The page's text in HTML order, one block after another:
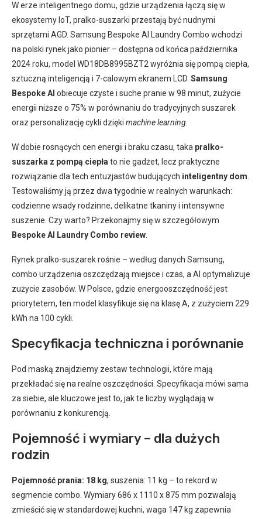
W erze inteligentnego domu, gdzie urządzenia łączą się w
ekosystemy IoT, pralko-suszarki przestają być nudnymi
sprzętami AGD. Samsung Bespoke AI Laundry Combo wchodzi
na polski rynek jako pionier – dostępna od końca października
2024 roku, model WD18DB8995BZT2 wyróżnia się pompą ciepła,
sztuczną inteligencją i 7-calowym ekranem LCD. Samsung
Bespoke AI obiecuje czyste i suche pranie w 98 minut, zużycie
energii niższe o 75% w porównaniu do tradycyjnych suszarek
oraz personalizację cykli dzięki machine learning
W dobie rosnących cen energii i braku czasu, taka pralko-
suszarka z pompą ciepła to nie gadżet, lecz praktyczne
rozwiązanie dla tech entuzjastów budujących inteligentny dom
Testowaliśmy ją przez dwa tygodnie w realnych warunkach:
codzienne wsady rodzinne, delikatne tkaniny i intensywne
suszenie. Czy warto? Przekonajmy się w szczegółowym
Bespoke AI Laundry Combo review
Rynek pralko-suszarek rośnie – według danych Samsung,
combo urządzenia oszczędzają miejsce i czas, a AI optymalizuje
zużycie zasobów. W Polsce, gdzie energooszczędność jest
priorytetem, ten model klasyfikuje się na klasę A, z zużyciem 229
kWh na 100 cykli.
Specyfikacja techniczna i porównanie
Pod maską znajdziemy zestaw technologii, które mają
przekładać się na realne oszczędności. Specyfikacja mówi sama
za siebie, ale kluczowe jest to, jak te liczby wyglądają w
porównaniu z konkurencją.
Pojemność i wymiary – dla dużych
rodzin
Pojemność prania: 18 kg, suszenia: 11 kg – to rekord w
segmencie combo. Wymiary 686 x 1110 x 875 mm pozwalają
zmieścić się w standardowej kuchni, waga 147 kg zapewnia